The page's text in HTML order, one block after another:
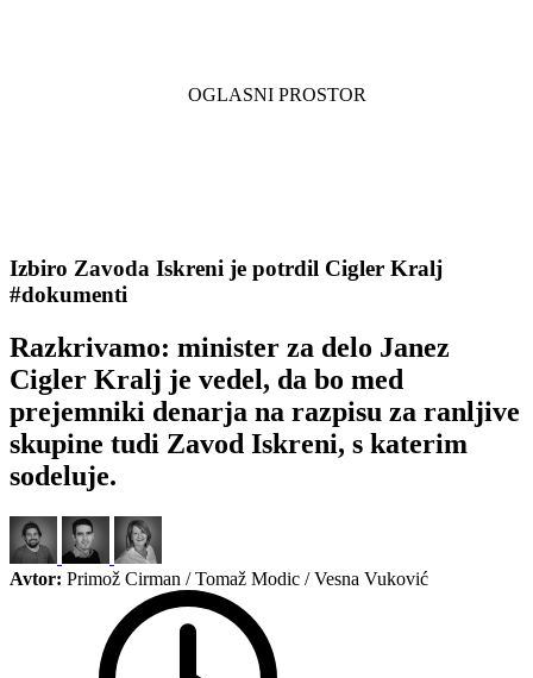
Izbiro Zavoda Iskreni je potrdil Cigler Kralj
#dokumenti
Razkrivamo: minister za delo Janez
Cigler Kralj je vedel, da bo med
prejemniki denarja na razpisu za ranljive
skupine tudi Zavod Iskreni, s katerim
sodeluje.
Avtor: Primož Cirman / Tomaž Modic / Vesna Vuković